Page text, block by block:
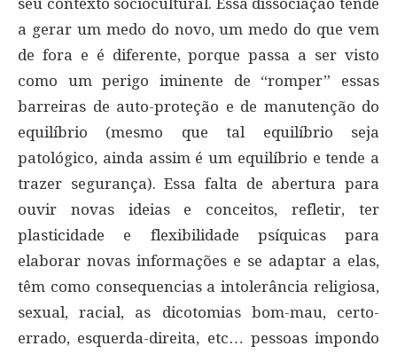
seu contexto sociocultural. Essa dissociação tende
a gerar um medo do novo, um medo do que vem
de fora e é diferente, porque passa a ser visto
como um perigo iminente de “romper” essas
barreiras de auto-proteção e de manutenção do
equilíbrio (mesmo que tal equilíbrio seja
patológico, ainda assim é um equilíbrio e tende a
trazer segurança). Essa falta de abertura para
ouvir novas ideias e conceitos, refletir, ter
plasticidade e flexibilidade psíquicas para
elaborar novas informações e se adaptar a elas,
têm como consequencias a intolerância religiosa,
sexual, racial, as dicotomias bom-mau, certo-
errado, esquerda-direita, etc… pessoas impondo